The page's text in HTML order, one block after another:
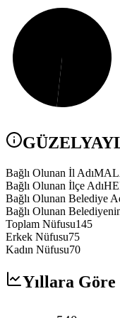
Bağlı Olunan İl Adı
Bağlı Olunan İlçe Adı
Bağlı Olunan Belediye
Bağlı Olunan
Toplam Nüfusu145
Erkek Nüfusu75
Kadın Nüfusu70
Yıllara Göre